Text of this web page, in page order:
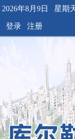
2026年8月9日 星期
登录 注册